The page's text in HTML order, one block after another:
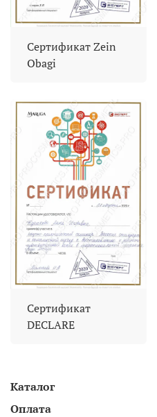
Сертификат Zein
Obagi
Сертификат
DECLARE
Каталог
Оплата